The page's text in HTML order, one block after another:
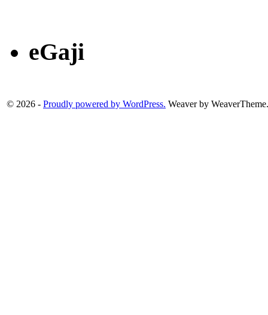
eGaji
© 2026 - Proudly powered by WordPress. Weaver by